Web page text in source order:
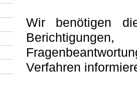
Wir benötigen
Verfahren